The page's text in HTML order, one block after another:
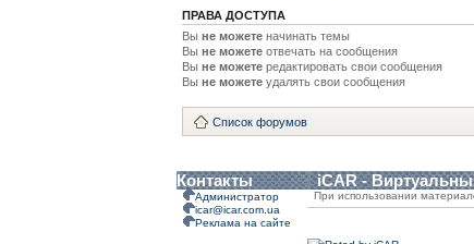
ПРАВА ДОСТУПА
Вы не можете начинать темы
Вы не можете отвечать на сообщения
Вы не можете редактировать свои сообщения
Вы не можете удалять свои сообщения
Список форумов
Контакты iCAR -
Администратор
icar@icar.com.ua
Реклама на сайте
При использовании